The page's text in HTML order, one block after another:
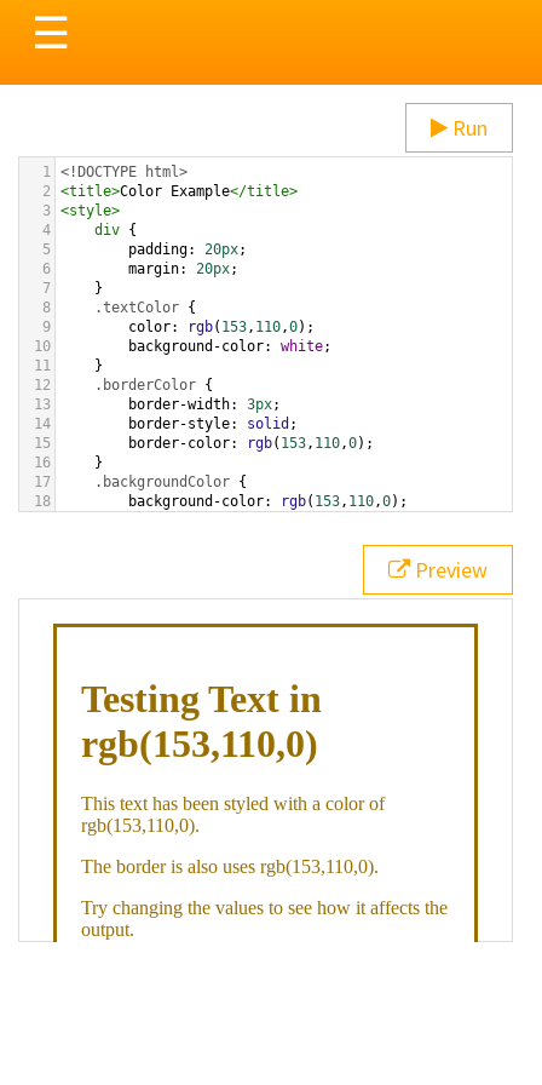
Toggle
navigation
☰
Run
1 <!DOCTYPE html>
2
<title>Color Example</title>
3 <style>
4
div {
5
padding: 20px;
6
margin: 20px;
7
}
8
.textColor {
9
color: rgb( 153, 110,0);
10
background-color: white;
11
}
12
.borderColor {
13
border-width: 3px;
14
border-style: solid ;
15
border-color: rgb( 153, 110,0);
16
}
17
.backgroundColor {
18
background-color: rgb( 153, 110,0);
bottom ,
white, rgb(153,110,0));
div class="textColor borderColor"
< h1>Testing Text in rgb(153,110,0)
Preview